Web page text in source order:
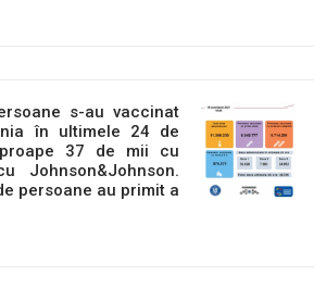
s-au vaccinat
în ultimele 24 de
37 de mii cu
Johnson&Johnson.
persoane au primit a